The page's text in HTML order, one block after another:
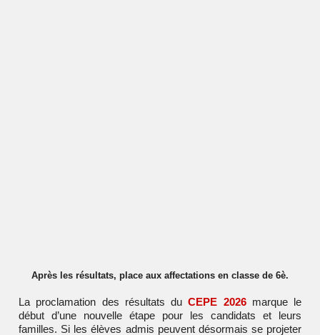
Après les résultats, place aux affectations en classe de 6è.
La proclamation des résultats duCEPE 2026 marque le
début d’une nouvelle étape pour les candidats et leurs
familles. Si les élèves admis peuvent désormais se projeter